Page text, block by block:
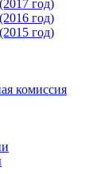
год)
год)
год)
комиссия